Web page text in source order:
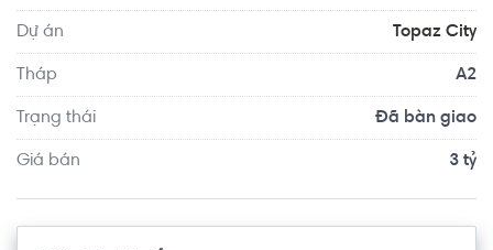
Dự án Topaz City
Tháp A2
Trạng thái Đã bàn giao
Giá bán 3 tỷ